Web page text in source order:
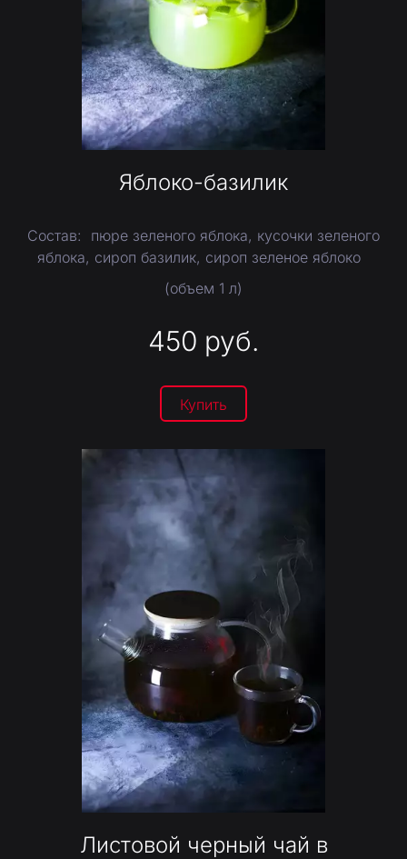
Яблоко-базилик
Состав: пюре зеленого яблока, кусочки зеленого
яблока, сироп базилик, сироп зеленое яблоко
(объем 1 л)
450 руб.
Купить
Листовой черный чай в